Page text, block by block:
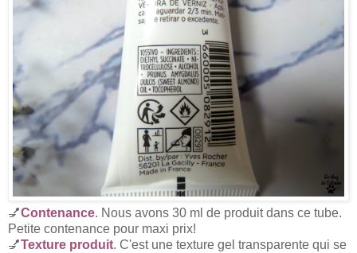
💅Contenance. Nous avons 30 ml de produit dans ce tube.
Petite contenance pour maxi prix!
💅Texture produit. C'est une texture gel transparente qui se